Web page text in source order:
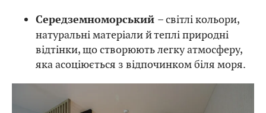
Середземноморський – світлі кольори,
натуральні матеріали й теплі природні
відтінки, що створюють легку атмосферу,
яка асоціюється з відпочинком біля моря.